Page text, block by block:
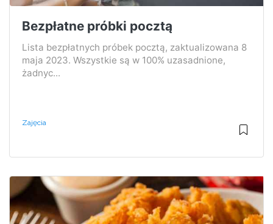
Bezpłatne próbki pocztą
Lista bezpłatnych próbek pocztą, zaktualizowana 8
maja 2023. Wszystkie są w 100% uzasadnione,
żadnyc...
Zajęcia